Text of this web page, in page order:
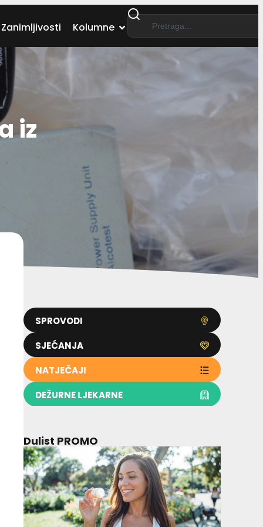
Zanimljivosti Kolumne
iz
SPROVODI
SJEĆANJA
NATJEČAJI
DEŽURNE LJEKARNE
Dulist PROMO